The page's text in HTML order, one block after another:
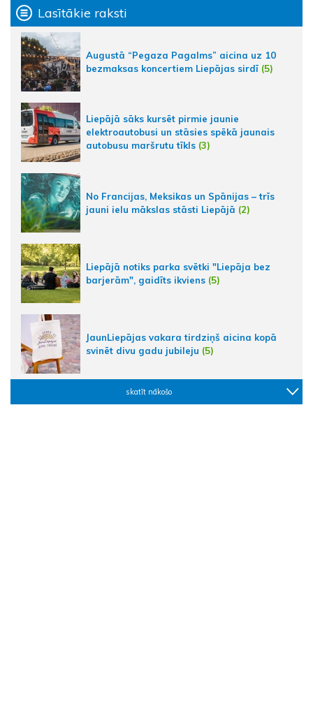
Lasītākie raksti
Augustā “Pegaza Pagalms” aicina uz 10
bezmaksas koncertiem Liepājas sirdī (5)
Liepājā sāks kursēt pirmie jaunie
elektroautobusi un stāsies spēkā jaunais
autobusu maršrutu tīkls (3)
No Francijas, Meksikas un Spānijas – trīs
jauni ielu mākslas stāsti Liepājā (2)
Liepājā notiks parka svētki "Liepāja bez
barjerām", gaidīts ikviens (5)
JaunLiepājas vakara tirdziņš aicina kopā
svinēt divu gadu jubileju (5)
skatīt nākošo